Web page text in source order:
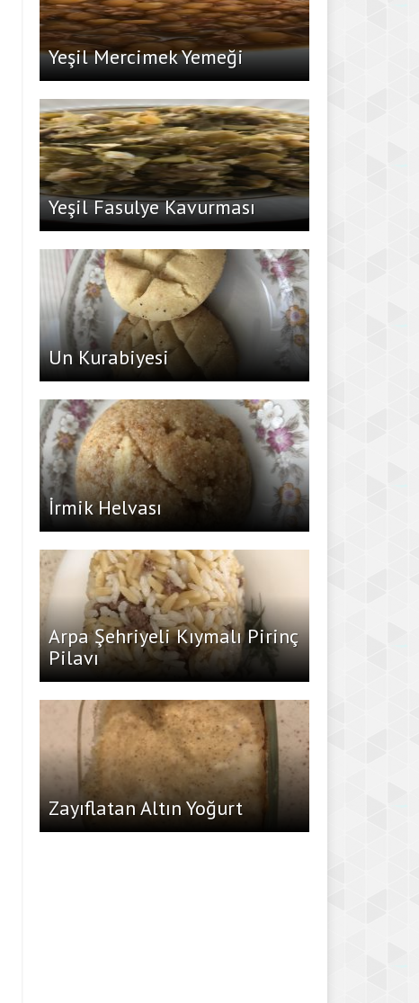
Yeşil Mercimek Yemeği
Yeşil Fasulye Kavurması
Un Kurabiyesi
İrmik Helvası
Arpa Şehriyeli Kıymalı Pirinç
Pilavı
Zayıflatan Altın Yoğurt